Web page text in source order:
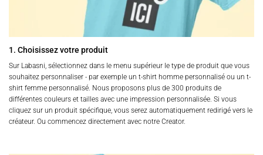
1. Choisissez votre produit
Sur Labasni, sélectionnez dans le menu supérieur le type de produit que vous
souhaitez personnaliser - par exemple un t-shirt homme personnalisé ou un t-
shirt femme personnalisé. Nous proposons plus de 300 produits de
différentes couleurs et tailles avec une impression personnalisée. Si vous
cliquez sur un produit spécifique, vous serez automatiquement redirigé vers le
créateur. Ou commencez directement avec notre Creator.